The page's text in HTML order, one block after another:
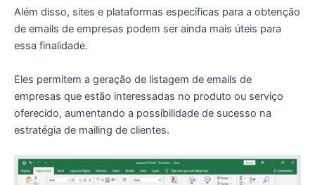
Além disso, sites e plataformas específicas para a obtenção
de emails de empresas podem ser ainda mais úteis para
essa finalidade.
Eles permitem a geração de listagem de emails de
empresas que estão interessadas no produto ou serviço
oferecido, aumentando a possibilidade de sucesso na
estratégia de mailing de clientes.